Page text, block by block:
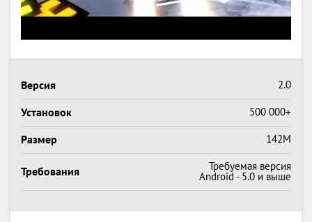
Версия 2.0
Установок 500 000+
Размер 142M
Требования Требуемая версия
Android - 5.0 и выше